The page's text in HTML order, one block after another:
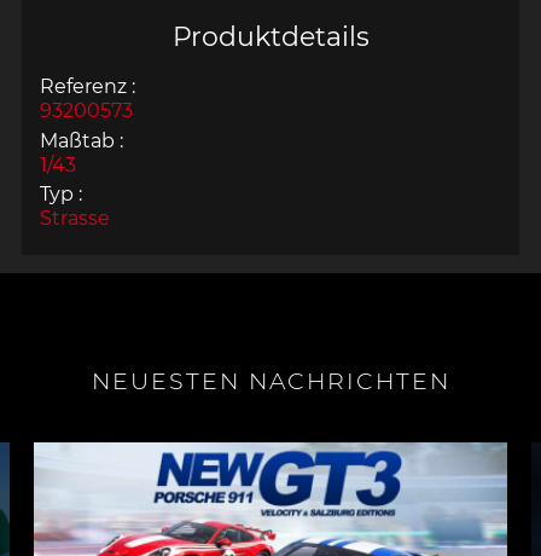
Produktdetails
Referenz :
93200573
Maßtab :
1/43
Typ :
Strasse
NEUESTEN NACHRICHTEN